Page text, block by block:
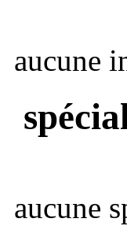
aucune
aucune